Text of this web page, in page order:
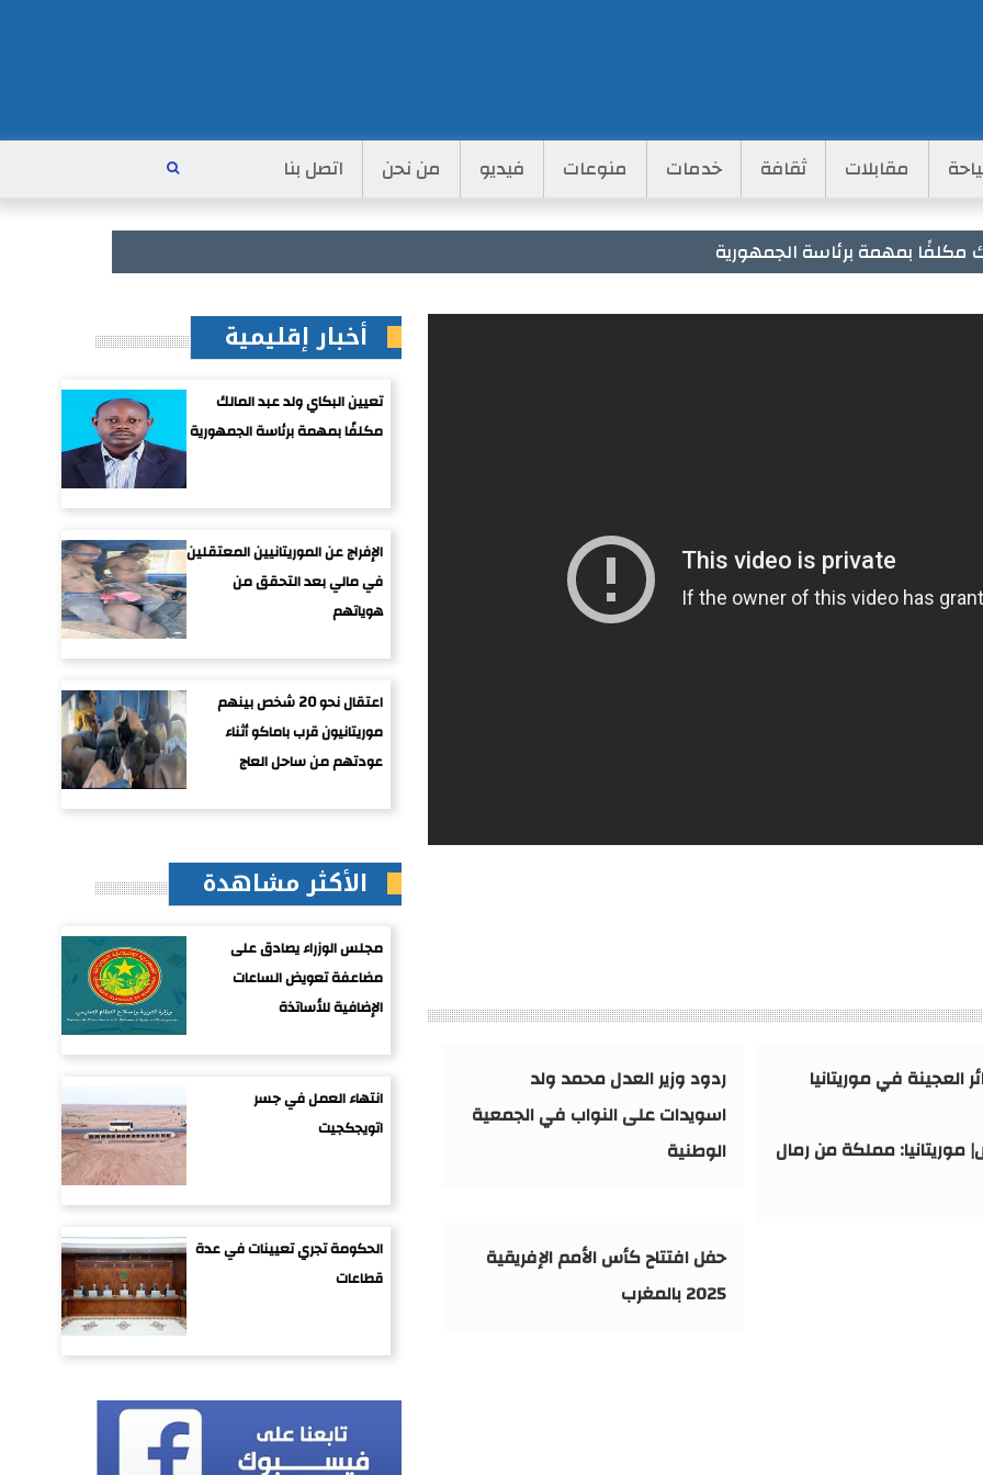
مقابلات ثقافة خدمات منوعات فيديو من نحن اتصل بنا
مكلفًا بمهمة برئاسة الجمهورية
ردود وزير العدل محمد ولد
اسويدات على النواب في الجمعية
الوطنية
العجينة في موريتانيا
موريتانيا: مملكة من رمال
حفل افتتاح كأس الأمم الإفريقية
2025 بالمغرب
أخبار إقليمية
تعيين البكاي ولد عبد المالك
مكلفًا بمهمة برئاسة الجمهورية
الإفراج عن الموريتانيين المعتقلين
في مالي بعد التحقق من
هوياتهم
اعتقال نحو 20 شخص بينهم
موريتانيون قرب باماكو أثناء
عودتهم من ساحل العاج
الأكثر مشاهدة
مجلس الوزراء يصادق على
مضاعفة تعويض الساعات
الإضافية للأساتذة
انتهاء العمل في جسر
اتويجكجيت
الحكومة تجري تعيينات في عدة
قطاعات